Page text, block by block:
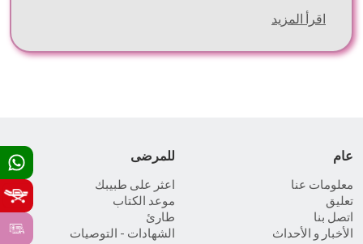
اقرأ المزيد
عام
معلومات عنا
تعليق
اتصل بنا
الأخبار و الأحداث
للمرضى
اعثر على طبيبك
موعد الكتاب
طارئ
الشهادات - التوصيات